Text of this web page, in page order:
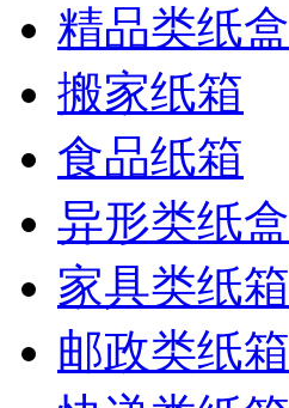
精品类纸盒
搬家纸箱
食品纸箱
异形类纸盒
家具类纸箱
邮政类纸箱